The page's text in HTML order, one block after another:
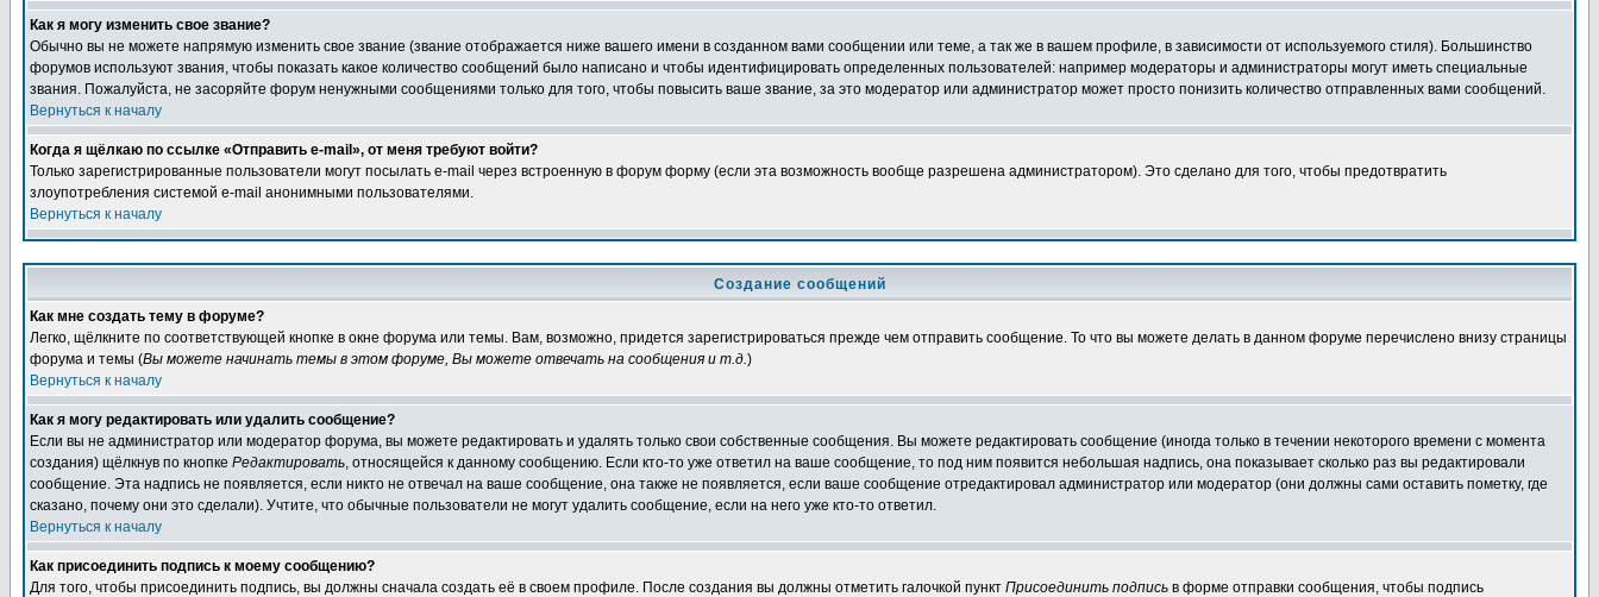
Как я могу изменить свое звание?
Обычно вы не можете напрямую изменить свое звание (звание отображается ниже вашего имени в созданном вами сообщении или теме, а так же в вашем профиле, в зависимости от используемого стиля). Большинство
форумов используют звания, чтобы показать какое количество сообщений было написано и чтобы идентифицировать определенных пользователей: например модераторы и администраторы могут иметь специальные
звания. Пожалуйста, не засоряйте форум ненужными сообщениями только для того, чтобы повысить ваше звание, за это модератор или администратор может просто понизить количество отправленных вами сообщений.
Вернуться к началу
Когда я щёлкаю по ссылке «Отправить e-mail», от меня требуют войти?
Только зарегистрированные пользователи могут посылать e-mail через встроенную в форум форму (если эта возможность вообще разрешена администратором). Это сделано для того, чтобы предотвратить
злоупотребления системой e-mail анонимными пользователями.
Вернуться к началу
Создание сообщений
Как мне создать тему в форуме?
Легко, щёлкните по соответствующей кнопке в окне форума или темы. Вам, возможно, придется зарегистрироваться прежде чем отправить сообщение. То что вы можете делать в данном форуме перечислено внизу страницы
форума и темы (Вы можете начинать темы в этом форуме, Вы можете отвечать на сообщения и т.д.)
Вернуться к началу
Как я могу редактировать или удалить сообщение?
Если вы не администратор или модератор форума, вы можете редактировать и удалять только свои собственные сообщения. Вы можете редактировать сообщение (иногда только в течении некоторого времени с момента
создания) щёлкнув по кнопке Редактировать, относящейся к данному сообщению. Если кто-то уже ответил на ваше сообщение, то под ним появится небольшая надпись, она показывает сколько раз вы редактировали
сообщение. Эта надпись не появляется, если никто не отвечал на ваше сообщение, она также не появляется, если ваше сообщение отредактировал администратор или модератор (они должны сами оставить пометку, где
сказано, почему они это сделали). Учтите, что обычные пользователи не могут удалить сообщение, если на него уже кто-то ответил.
Вернуться к началу
Как присоединить подпись к моему сообщению?
Для того, чтобы присоединить подпись, вы должны сначала создать её в своем профиле. После создания вы должны отметить галочкой пункт Присоединить подпись в форме отправки сообщения, чтобы подпись